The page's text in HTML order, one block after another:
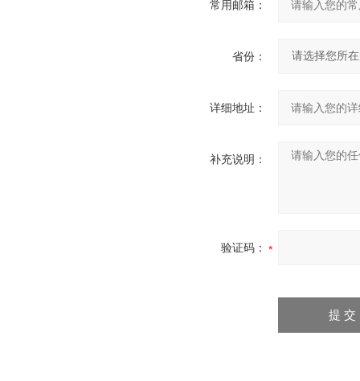
常用邮箱：
省份：
详细地址：
补充说明：
验证码：